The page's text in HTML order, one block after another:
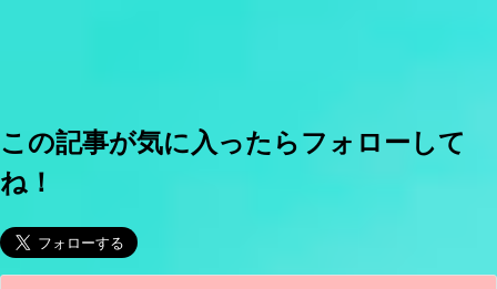
この記事が気に入ったらフォローして
ね！